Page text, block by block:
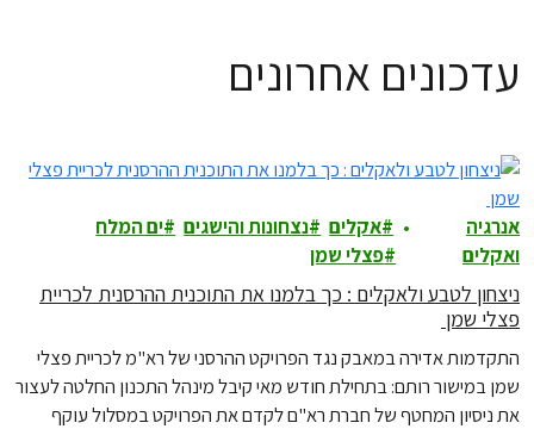
עדכונים אחרונים
אנרגיה
ואקלים
אקלים נצחונות והישגים
ים המלח
פצלי שמן
ניצחון לטבע ולאקלים : כך בלמנו את התוכנית ההרסנית לכריית
פצלי שמן
התקדמות אדירה במאבק נגד הפרויקט ההרסני של רא"מ לכריית פצלי
שמן במישור רותם: בתחילת חודש מאי קיבל מינהל התכנון החלטה לעצור
את ניסיון המחטף של חברת רא"ם לקדם את הפרויקט במסלול עוקף